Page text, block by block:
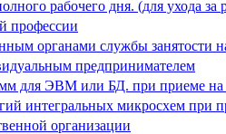
рабочего дня. (для ухода за
профессии
органами службы занятости
предпринимателем
для ЭВМ или БД. при приеме на
интегральных микросхем при
организации